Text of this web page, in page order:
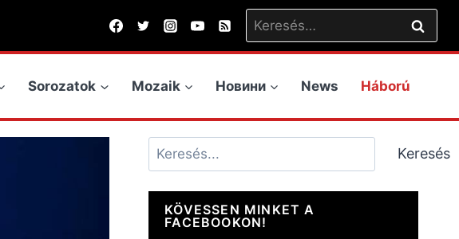
Keresés:
Sorozatok Mozaik Новини News Háború
Keresés Keresés
KÖVESSEN MINKET A
FACEBOOKON!